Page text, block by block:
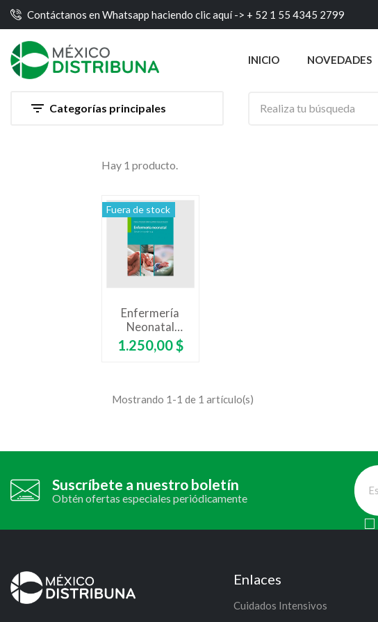
Contáctanos en Whatsapp haciendo clic aquí -> + 52 1 55 4345 2799
INICIO NOVEDADES
 Categorías principales
Hay 1 producto.
Fuera de stock
Enfermería
Neonatal
Desde La
Experiencia
Precio
1.250,00 $
Mostrando 1-1 de 1 artículo(s)
Suscríbete a nuestro boletín
Obtén ofertas especiales periódicamente
Enlaces
Cuidados Intensivos